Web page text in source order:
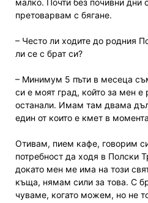
малко. Почти без почивни дни
претоварвам с бягане.
– Често ли ходите до родния
ли се с брат си?
– Минимум 5 пъти в месеца
си е моят град, който за мен е
останали. Имам там двама
един от които е кмет в
Отивам, пием кафе, говорим
потребност да ходя в Полски
докато мен ме има на този
къща, нямам сили за това. С
чуваме, когато можем, но не